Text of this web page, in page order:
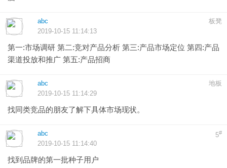
板凳
abc
2019-10-15 11:14:13
第一:市场调研 第二:竞对产品分析 第三:产品市场定位 第四:产品
渠道投放和推广 第五:产品招商
地板
abc
2019-10-15 11:14:29
找同类竞品的朋友了解下具体市场现状。
5#
abc
2019-10-15 11:14:40
找到品牌的第一批种子用户